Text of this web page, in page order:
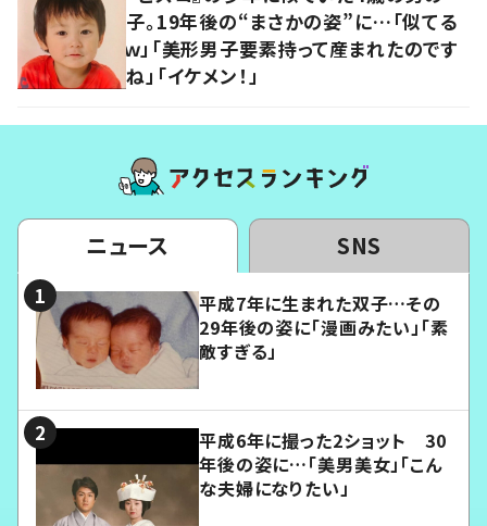
子。19年後の“まさかの姿”に…「似てる
ｗ」「美形男子要素持って産まれたのです
ね」「イケメン！」
ニュース SNS
平成7年に生まれた双子…その
29年後の姿に「漫画みたい」「素
敵すぎる」
平成6年に撮った2ショット 30
年後の姿に…「美男美女」「こん
な夫婦になりたい」